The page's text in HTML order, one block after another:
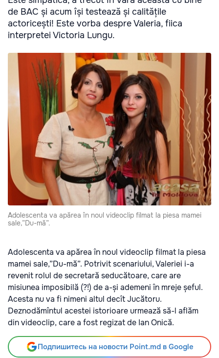
de BAC și acum își testează și calitățile
actoricești! Este vorba despre Valeria, fiica
interpretei Victoria Lungu.
Adolescenta va apărea în noul videoclip filmat la piesa mamei
sale,”Du-mă”.
Adolescenta va apărea în noul videoclip filmat la piesa
mamei sale,”Du-mă”. Potrivit scenariului, Valeriei i-a
revenit rolul de secretară seducătoare, care are
misiunea imposibilă (?!) de a-și ademeni în mreje șeful.
Acesta nu va fi nimeni altul decît Jucătoru.
Deznodămîntul acestei istorioare urmează să-l aflăm
din videoclip, care a fost regizat de Ian Onică.
Подпишитесь на новости Point.md в Google